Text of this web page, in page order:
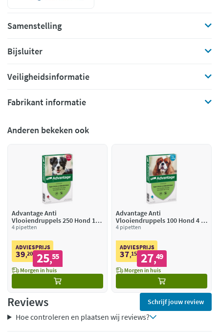
Samenstelling
Bijsluiter
Veiligheidsinformatie
Fabrikant informatie
Anderen bekeken ook
Advantage Anti
Vlooiendruppels 250 Hond 10 -
25 kg
4 pipetten
ADVIESPRIJS
39,20 25,55
Morgen in huis
Advantage Anti
Vlooiendruppels 100 Hond 4 -
10 kg
4 pipetten
ADVIESPRIJS
37,15 27,49
Morgen in huis
Reviews Schrijf jouw review
Hoe controleren en plaatsen wij reviews?